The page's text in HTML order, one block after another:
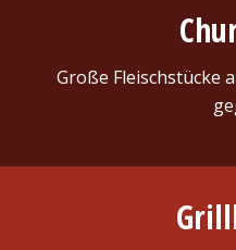
Große Fleischstücke